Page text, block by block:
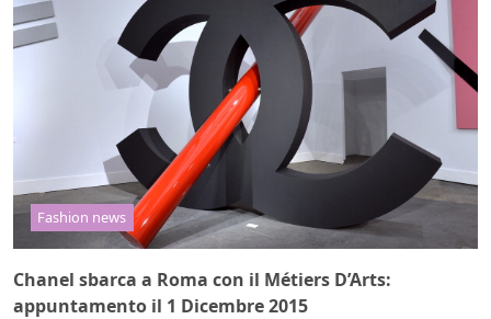
Fashion news
Chanel sbarca a Roma con il Métiers D’Arts:
appuntamento il 1 Dicembre 2015